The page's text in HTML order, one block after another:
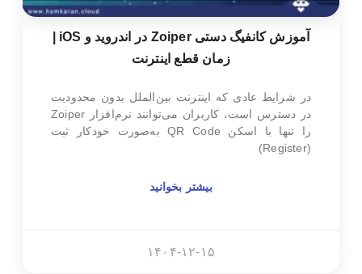
زمان قطع اینترنت
در شرایط عادی که اینترنت بین‌الملل بدون محدودیت
در دسترس است، کاربران می‌توانند نرم‌افزار Zoiper
را تنها با اسکن QR Code به‌صورت خودکار ثبت
(Register)
بیشتر بخوانید
۱۴۰۴-۱۲-۱۵